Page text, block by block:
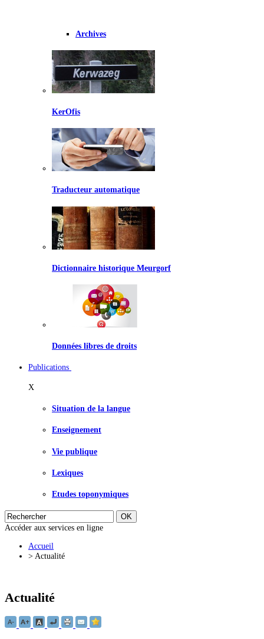
Archives
KerOfis
Traducteur automatique
Dictionnaire historique Meurgorf
Données libres de droits
Publications
X
Situation de la langue
Enseignement
Vie publique
Lexiques
Etudes toponymiques
Accéder aux services en ligne
Accueil
>Actualité
Actualité